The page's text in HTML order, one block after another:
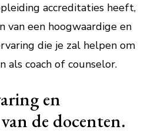
accreditaties heeft,
van een hoogwaardige en
die je zal helpen om
als coach of counselor.
en
de docenten.